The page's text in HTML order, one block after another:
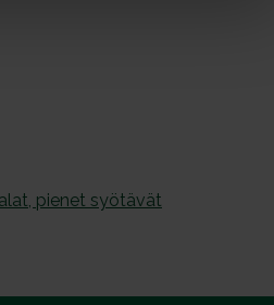
pienet syötävät